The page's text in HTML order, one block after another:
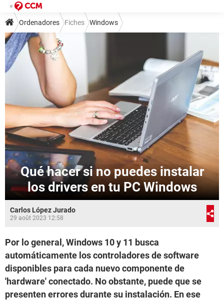
Ordenadores Fiches Windows
Qué hacer si no puedes instalar
los drivers en tu PC Windows
Carlos López Jurado
29 août 2023 12:58
Por lo general, Windows 10 y 11 busca
automáticamente los controladores de software
disponibles para cada nuevo componente de
'hardware' conectado. No obstante, puede que se
presenten errores durante su instalación. En ese